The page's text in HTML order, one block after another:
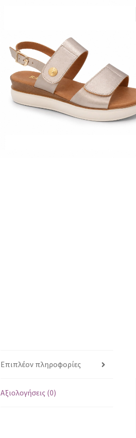
Επιπλέον πληροφορίες
Αξιολογήσεις (0)